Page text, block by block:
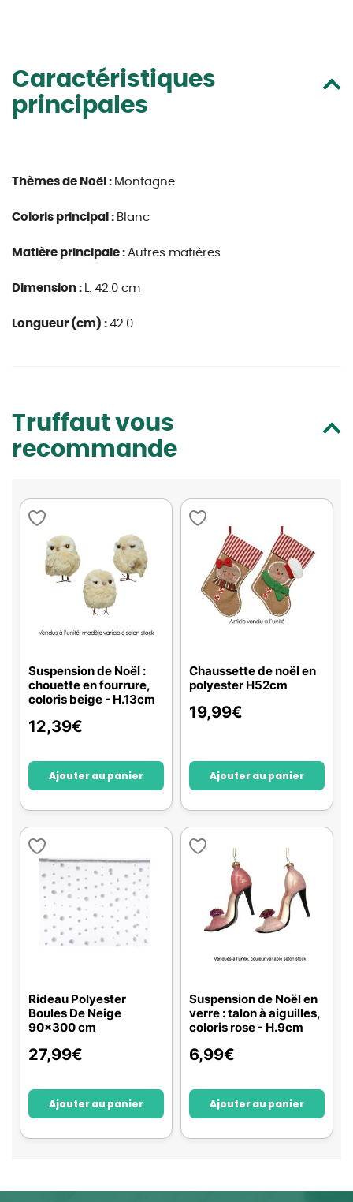
Caractéristiques
principales
Thèmes de Noël : Montagne
Coloris principal : Blanc
Matière principale : Autres matières
Dimension : L. 42.0 cm
Longueur (cm) : 42.0
Truffaut vous
recommande
Suspension de Noël :
chouette en fourrure,
coloris beige - H.13cm
12,39€
Ajouter au panier
Chaussette de noël en
polyester H52cm
19,99€
Ajouter au panier
Rideau Polyester
Boules De Neige
90x300 cm
27,99€
Ajouter au panier
Suspension de Noël en
verre : talon à aiguilles,
coloris rose - H.9cm
6,99€
Ajouter au panier